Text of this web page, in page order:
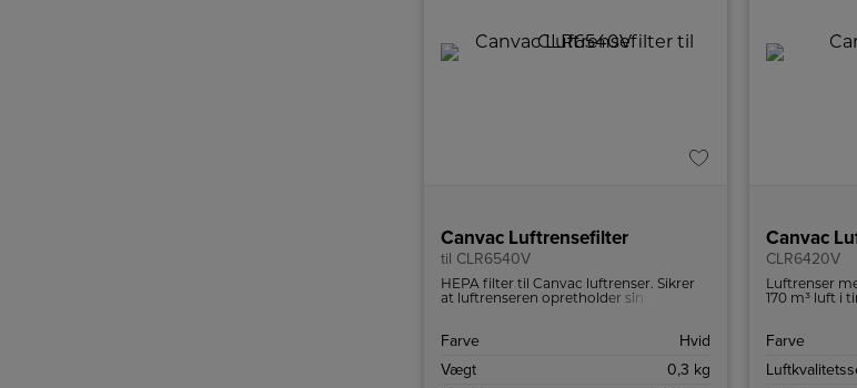
Canvac Luftrensefilter
til CLR6540V
HEPA filter til Canvac luftrenser. Sikrer
at luftrenseren opretholder sin
Farve
Hvid
Vægt
0,3 kg
Canvac
CLR6420V
Luftrenser
170 m³ luft i
Farve